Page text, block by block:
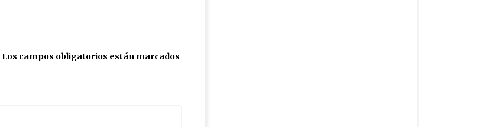
Los campos obligatorios están marcados